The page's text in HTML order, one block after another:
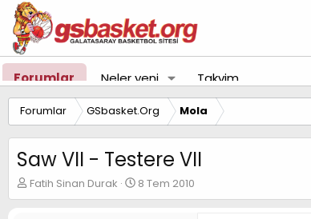
Forumlar Neler yeni Takvim
Forumlar GSbasket.Org Mola
Saw VII - Testere VII
K
o
Fatih Sinan Durak
B
a
8 Tem 2010